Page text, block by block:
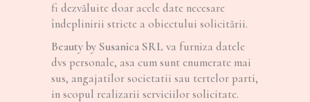
fi dezvăluite doar acele date necesare
îndeplinirii stricte a obiectului solicitării.
Beauty by Susanica SRL va furniza datele
dvs personale, asa cum sunt enumerate mai
sus, angajatilor societatii sau tertelor parti,
in scopul realizarii serviciilor solicitate.